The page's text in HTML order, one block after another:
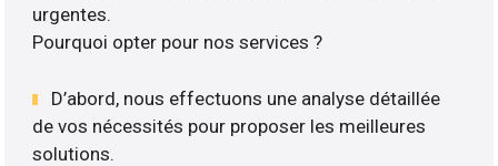
urgentes.
Pourquoi opter pour nos services ?
D’abord, nous effectuons une analyse détaillée
de vos nécessités pour proposer les meilleures
solutions.